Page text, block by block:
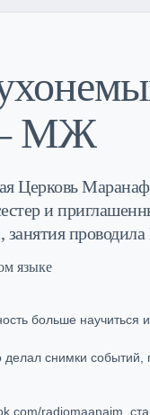
– МЖ
Церковь
и
языке
больше научиться
делал снимки
radiomaanaim,